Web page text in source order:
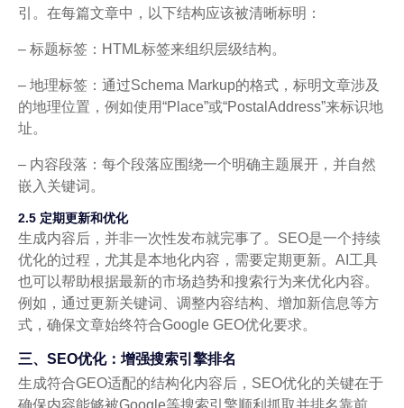
引。在每篇文章中，以下结构应该被清晰标明：
– 标题标签： HTML标签来组织层级结构。
– 地理标签：通过Schema Markup的格式，标明文章涉及
的地理位置，例如使用“Place”或“PostalAddress”来标识地
址。
– 内容段落：每个段落应围绕一个明确主题展开，并自然
嵌入关键词。
2.5 定期更新和优化
生成内容后，并非一次性发布就完事了。SEO是一个持续
优化的过程，尤其是本地化内容，需要定期更新。AI工具
也可以帮助根据最新的市场趋势和搜索行为来优化内容。
例如，通过更新关键词、调整内容结构、增加新信息等方
式，确保文章始终符合Google GEO优化要求。
三、SEO优化：增强搜索引擎排名
生成符合GEO适配的结构化内容后，SEO优化的关键在于
确保内容能够被Google等搜索引擎顺利抓取并排名靠前。